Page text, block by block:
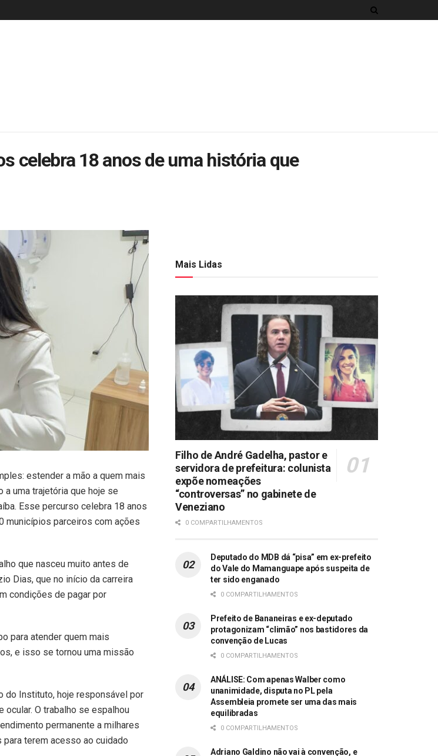
celebra 18 anos de uma história que
estender a mão a quem mais
a uma trajetória que hoje se
Esse percurso celebra 18 anos
municípios parceiros com ações
que nasceu muito antes de
Dias, que no início da carreira
condições de pagar por
para atender quem mais
e isso se tornou uma missão
do Instituto, hoje responsável por
ocular. O trabalho se espalhou
permanente a milhares
terem acesso ao cuidado
Mais Lidas
Filho de André Gadelha, pastor e
servidora de prefeitura: colunista
expõe nomeações
“controversas” no gabinete de
Veneziano
0 COMPARTILHAMENTOS
Deputado do MDB dá “pisa” em ex-prefeito
do Vale do Mamanguape após suspeita de
ter sido enganado
0 COMPARTILHAMENTOS
Prefeito de Bananeiras e ex-deputado
protagonizam “climão” nos bastidores da
convenção de Lucas
0 COMPARTILHAMENTOS
ANÁLISE: Com apenas Walber como
unanimidade, disputa no PL pela
Assembleia promete ser uma das mais
equilibradas
0 COMPARTILHAMENTOS
Adriano Galdino não vai à convenção, e